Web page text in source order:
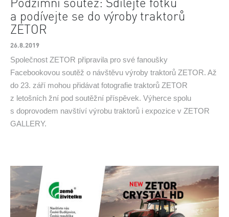
Podzimní soutěž: Sdílejte fotku
a podívejte se do výroby traktorů
ZETOR
26.8.2019
Společnost ZETOR připravila pro své fanoušky
Facebookovou soutěž o návštěvu výroby traktorů ZETOR. Až
do 23. září mohou přidávat fotografie traktorů ZETOR
z letošních žní pod soutěžní příspěvek. Výherce spolu
s doprovodem navštíví výrobu traktorů i expozice v ZETOR
GALLERY.